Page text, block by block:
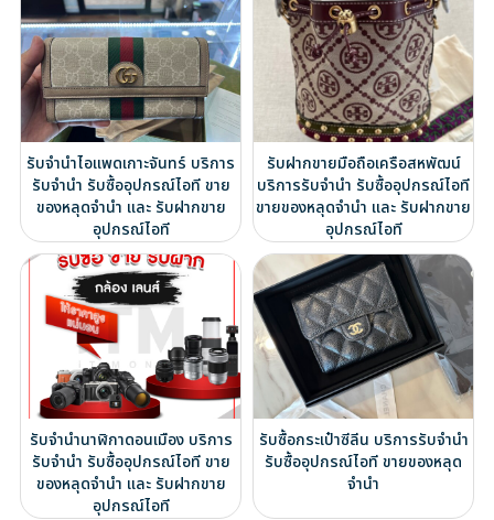
รับจำนำไอแพดเกาะจันทร์ บริการ
รับจำนำ รับซื้ออุปกรณ์ไอที ขาย
ของหลุดจำนำ และ รับฝากขาย
อุปกรณ์ไอที
รับฝากขายมือถือเครือสหพัฒน์
บริการรับจำนำ รับซื้ออุปกรณ์ไอที
ขายของหลุดจำนำ และ รับฝากขาย
อุปกรณ์ไอที
รับจำนำนาฬิกาดอนเมือง บริการ
รับจำนำ รับซื้ออุปกรณ์ไอที ขาย
ของหลุดจำนำ และ รับฝากขาย
อุปกรณ์ไอที
รับซื้อกระเป๋าซีลีน บริการรับจำนำ
รับซื้ออุปกรณ์ไอที ขายของหลุด
จำนำ